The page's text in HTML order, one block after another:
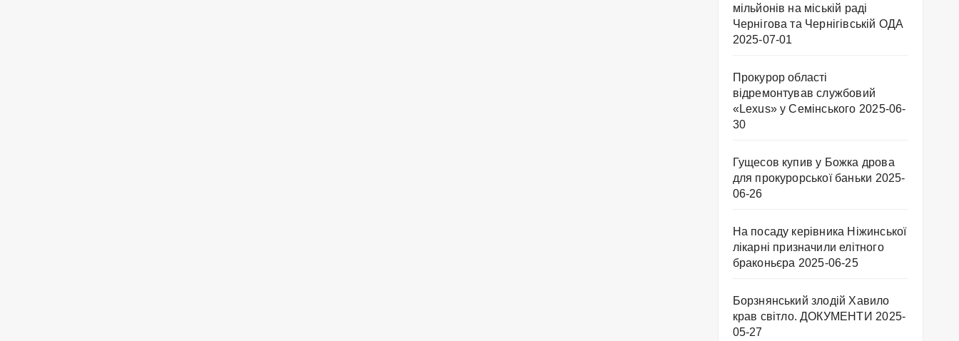
мільйонів на міській раді
Чернігова та Чернігівській ОДА
2025-07-01
Прокурор області
відремонтував службовий
«Lexus» у Семінського 2025-06-
30
Гущесов купив у Божка дрова
для прокурорської баньки 2025-
06-26
На посаду керівника Ніжинської
лікарні призначили елітного
браконьєра 2025-06-25
Борзнянський злодій Хавило
крав світло. ДОКУМЕНТИ 2025-
05-27